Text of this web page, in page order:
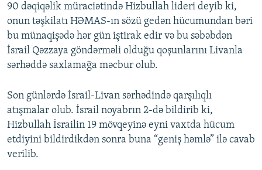
90 dəqiqəlik müraciətində Hizbullah lideri deyib ki,
onun təşkilatı HƏMAS-ın sözü gedən hücumundan bəri
bu münaqişədə hər gün iştirak edir və bu səbəbdən
İsrail Qəzzaya göndərməli olduğu qoşunlarını Livanla
sərhəddə saxlamağa məcbur olub.
Son günlərdə İsrail-Livan sərhədində qarşılıqlı
atışmalar olub. İsrail noyabrın 2-də bildirib ki,
Hizbullah İsrailin 19 mövqeyinə eyni vaxtda hücum
etdiyini bildirdikdən sonra buna “geniş həmlə” ilə cavab
verilib.